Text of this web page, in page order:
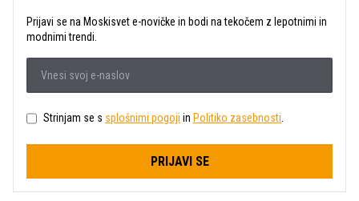
Prijavi se na Moskisvet e-novičke in bodi na tekočem z lepotnimi in
modnimi trendi.
Strinjam se s splošnimi pogoji in Politiko zasebnosti.
PRIJAVI SE